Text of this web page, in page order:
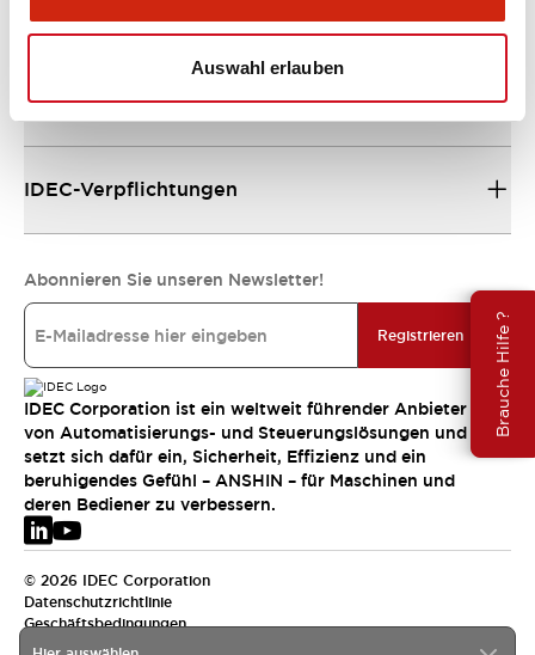
Auswahl erlauben
Brauche Hilfe ?
Ressourcen und Dokumente
Über IDEC
IDEC-Verpflichtungen
Abonnieren Sie unseren Newsletter!
Registrieren
IDEC Corporation ist ein weltweit führender Anbieter
von Automatisierungs- und Steuerungslösungen und
setzt sich dafür ein, Sicherheit, Effizienz und ein
beruhigendes Gefühl – ANSHIN – für Maschinen und
deren Bediener zu verbessern.
© 2026 IDEC Corporation
Datenschutzrichtlinie
Geschäftsbedingungen